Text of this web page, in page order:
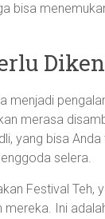
bisa
menjadi
merasa
yang bisa
selera.
Festival Teh,
Ini